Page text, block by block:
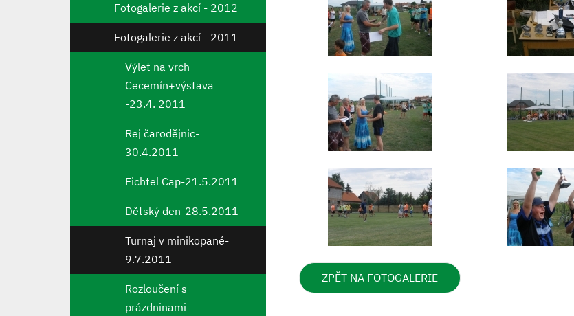
ZPĚT NA FOTOGALERIE
Fotogalerie z akcí - 2012
Fotogalerie z akcí - 2011
Výlet na vrch
Cecemín+výstava
-23.4. 2011
Rej čarodějnic-
30.4.2011
Fichtel Cap-21.5.2011
Dětský den-28.5.2011
Turnaj v minikopané-
9.7.2011
Rozloučení s
prázdninami-